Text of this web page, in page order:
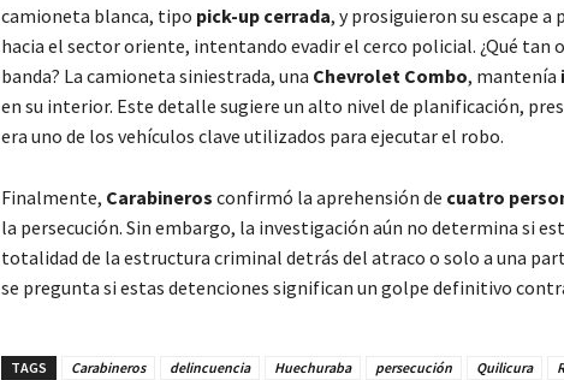
camioneta blanca, tipo pick-up cerrada, y prosiguieron su escape a
hacia el sector oriente, intentando evadir el cerco policial. ¿Qué tan
banda? La camioneta siniestrada, una Chevrolet Combo, mantenía
en su interior. Este detalle sugiere un alto nivel de planificación,
era uno de los vehículos clave utilizados para ejecutar el robo.
Finalmente, Carabineros confirmó la aprehensión de cuatro
la persecución. Sin embargo, la investigación aún no determina si
totalidad de la estructura criminal detrás del atraco o solo a una
se pregunta si estas detenciones significan un golpe definitivo
TAGS Carabineros delincuencia Huechuraba persecución Quilicura